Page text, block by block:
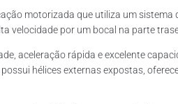
motorizada que utiliza um
velocidade por um bocal na parte
aceleração rápida e excelente
hélices externas expostas,